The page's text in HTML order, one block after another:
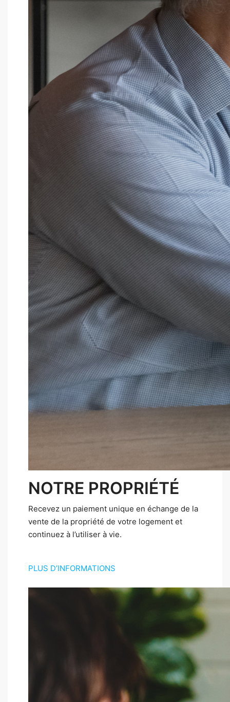
NOTRE PROPRIÉTÉ
Recevez un paiement unique en échange de la
vente de la propriété de votre logement et
continuez à l’utiliser à vie.
PLUS D’INFORMATIONS